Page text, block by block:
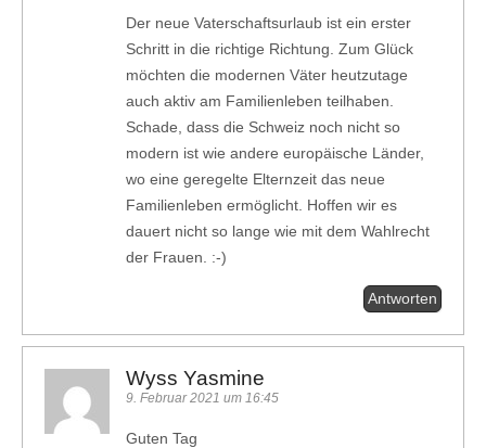
Der neue Vaterschaftsurlaub ist ein erster
Schritt in die richtige Richtung. Zum Glück
möchten die modernen Väter heutzutage
auch aktiv am Familienleben teilhaben.
Schade, dass die Schweiz noch nicht so
modern ist wie andere europäische Länder,
wo eine geregelte Elternzeit das neue
Familienleben ermöglicht. Hoffen wir es
dauert nicht so lange wie mit dem Wahlrecht
der Frauen. :-)
Antworten
Wyss Yasmine
9. Februar 2021 um 16:45
Guten Tag